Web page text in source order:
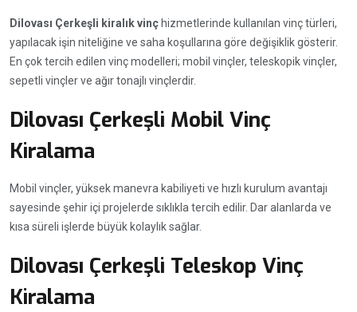
Dilovası Çerkeşli kiralık vinç hizmetlerinde kullanılan vinç türleri,
yapılacak işin niteliğine ve saha koşullarına göre değişiklik gösterir.
En çok tercih edilen vinç modelleri; mobil vinçler, teleskopik vinçler,
sepetli vinçler ve ağır tonajlı vinçlerdir.
Dilovası Çerkeşli Mobil Vinç
Kiralama
Mobil vinçler, yüksek manevra kabiliyeti ve hızlı kurulum avantajı
sayesinde şehir içi projelerde sıklıkla tercih edilir. Dar alanlarda ve
kısa süreli işlerde büyük kolaylık sağlar.
Dilovası Çerkeşli Teleskop Vinç
Kiralama